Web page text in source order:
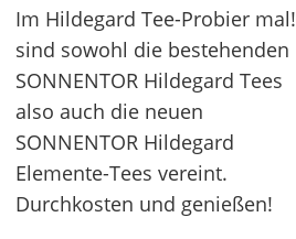
Im Hildegard Tee-Probier mal!
sind sowohl die bestehenden
SONNENTOR Hildegard Tees
also auch die neuen
SONNENTOR Hildegard
Elemente-Tees vereint.
Durchkosten und genießen!